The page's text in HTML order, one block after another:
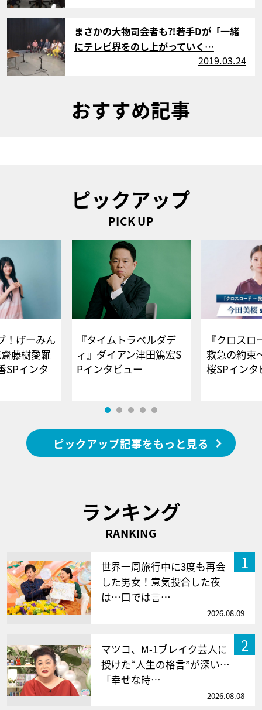
サムネイル
まさかの大物司会者も⁈若手Dが「一緒
にテレビ界をのし上がっていく…
2019.03.24
おすすめ記事
ピックアップ
PICK UP
！げーみん
藤樹愛羅
SPインタ
『タイムトラベルダデ
ィ』ダイアン津田篤宏S
Pインタビュー
『クロス
救急の約束
桜SPイ
ピックアップ記事をもっと見る
ランキング
RANKING
1
世界一周旅行中に3度も再会
した男女！意気投合した夜
は…口では言…
2026.08.09
2
マツコ、M-1ブレイク芸人に
授けた“人生の格言”が深い…
「幸せな時…
2026.08.08